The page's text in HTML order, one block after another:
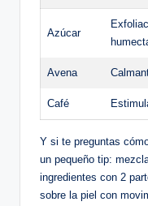
Azúcar
Avena
Café
Y si te preguntas
un pequeño tip:
ingredientes con 2
sobre la piel con